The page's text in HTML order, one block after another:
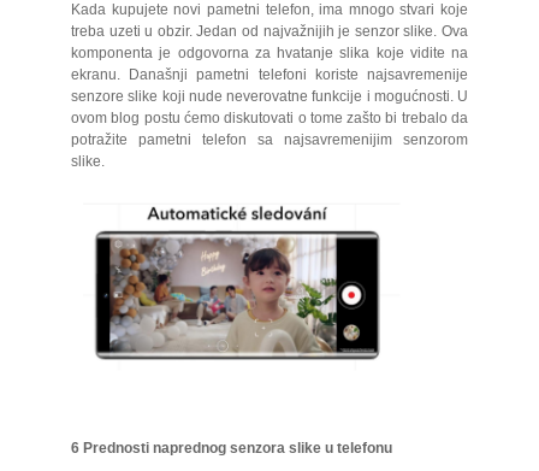
Kada kupujete novi pametni telefon, ima mnogo stvari koje
treba uzeti u obzir. Jedan od najvažnijih je senzor slike. Ova
komponenta je odgovorna za hvatanje slika koje vidite na
ekranu. Današnji pametni telefoni koriste najsavremenije
senzore slike koji nude neverovatne funkcije i mogućnosti. U
ovom blog postu ćemo diskutovati o tome zašto bi trebalo da
potražite pametni telefon sa najsavremenijim senzorom
slike.
6 Prednosti naprednog senzora slike u telefonu